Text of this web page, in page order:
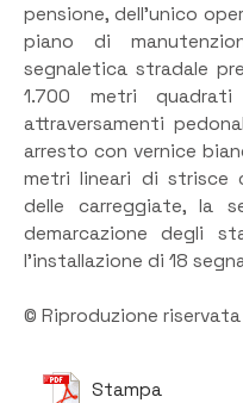
pensione, dell’unico
piano di
segnaletica stradale
1.700 metri
attraversamenti
arresto con vernice
metri lineari di strisce
delle carreggiate, la
demarcazione degli
l’installazione di 18
© Riproduzione riservata
Stampa